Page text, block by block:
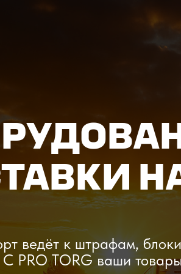
ведёт к штрафам,
PRO TORG ваши товары
раза, приходят в срок
на рынок.